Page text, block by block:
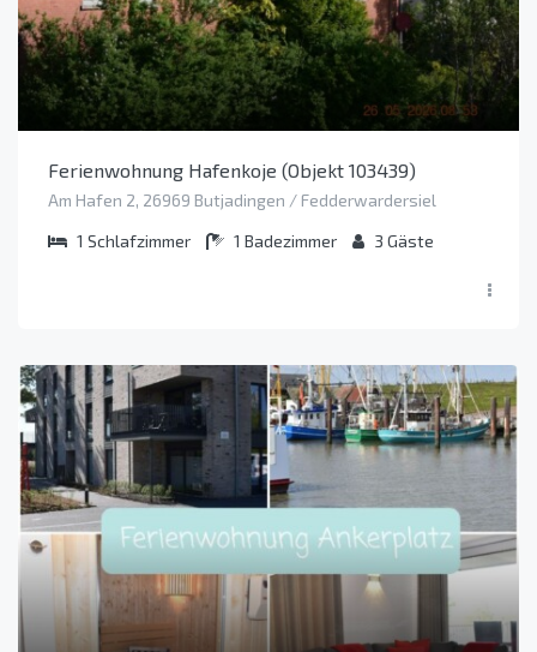
Ferienwohnung Hafenkoje (Objekt 103439)
Am Hafen 2, 26969 Butjadingen / Fedderwardersiel
1 Schlafzimmer 1 Badezimmer 3 Gäste